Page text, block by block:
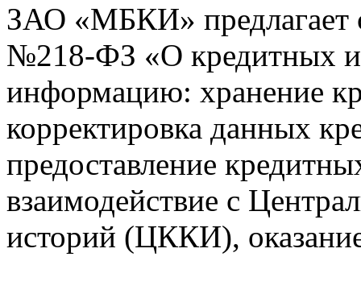
ЗАО «МБКИ» предлагает
№218-ФЗ «О кредитных
информацию: хранение
корректировка данных
предоставление
взаимодействие с
историй (ЦККИ),